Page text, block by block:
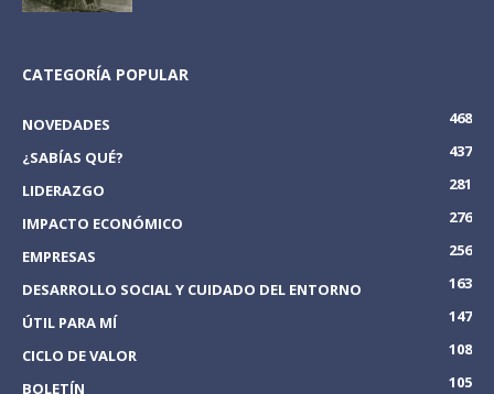
CATEGORÍA POPULAR
NOVEDADES
468
¿SABÍAS QUÉ?
437
LIDERAZGO
281
IMPACTO ECONÓMICO
276
EMPRESAS
256
DESARROLLO SOCIAL Y CUIDADO DEL ENTORNO
163
ÚTIL PARA MÍ
147
CICLO DE VALOR
108
BOLETÍN
105